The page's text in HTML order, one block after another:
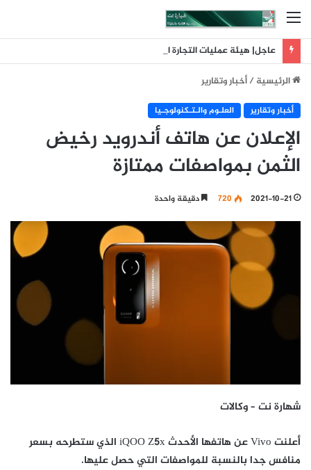
القائمة
الرئيسية/أخبار وتقارير
أخبار وتقارير العلـوم والـتـكنولوجـيا
الإعلان عن هاتف أندرويد رخيض
الثمن بمواصفات ممتازة
2021-10-21
720 دقيقة واحدة
شهارة نت – وكالات
أعلنت Vivo عن هاتفها الأحدث iQOO Z5x الذي ستطرحه بسعر
منافس جدا بالنسبة للمواصفات التي حصل عليها.